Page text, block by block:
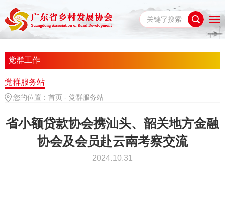
党群工作
党群服务站
您的位置： 首页 - 党群服务站
省小额贷款协会携汕头、韶关地方金融
协会及会员赴云南考察交流
2024.10.31